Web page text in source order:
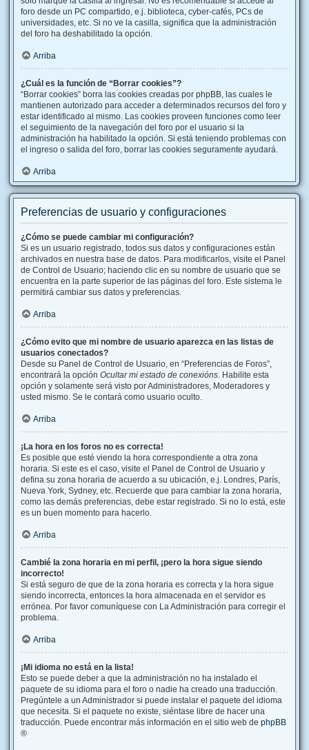
foro desde un PC compartido, e.j. biblioteca, cyber-cafés, PCs de
universidades, etc. Si no ve la casilla, significa que la administración
del foro ha deshabilitado la opción.
Arriba
¿Cuál es la función de “Borrar cookies”?
“Borrar cookies” borra las cookies creadas por phpBB, las cuales le
mantienen autorizado para acceder a determinados recursos del foro y
estar identificado al mismo. Las cookies proveen funciones como leer
el seguimiento de la navegación del foro por el usuario si la
administración ha habilitado la opción. Si está teniendo problemas con
el ingreso o salida del foro, borrar las cookies seguramente ayudará.
Arriba
Preferencias de usuario y configuraciones
¿Cómo se puede cambiar mi configuración?
Si es un usuario registrado, todos sus datos y configuraciones están
archivados en nuestra base de datos. Para modificarlos, visite el Panel
de Control de Usuario; haciendo clic en su nombre de usuario que se
encuentra en la parte superior de las páginas del foro. Este sistema le
permitirá cambiar sus datos y preferencias.
Arriba
¿Cómo evito que mi nombre de usuario aparezca en las listas de
usuarios conectados?
Desde su Panel de Control de Usuario, en “Preferencias de Foros”,
encontrará la opción Ocultar mi estado de conexións. Habilite esta
opción y solamente será visto por Administradores, Moderadores y
usted mismo. Se le contará como usuario oculto.
Arriba
¡La hora en los foros no es correcta!
Es posible que esté viendo la hora correspondiente a otra zona
horaria. Si este es el caso, visite el Panel de Control de Usuario y
defina su zona horaria de acuerdo a su ubicación, e.j. Londres, París,
Nueva York, Sydney, etc. Recuerde que para cambiar la zona horaria,
como las demás preferencias, debe estar registrado. Si no lo está, este
es un buen momento para hacerlo.
Arriba
Cambié la zona horaria en mi perfil, ¡pero la hora sigue siendo
incorrecto!
Si está seguro de que de la zona horaria es correcta y la hora sigue
siendo incorrecta, entonces la hora almacenada en el servidor es
errónea. Por favor comuníquese con La Administración para corregir el
problema.
Arriba
¡Mi idioma no está en la lista!
Esto se puede deber a que la administración no ha instalado el
paquete de su idioma para el foro o nadie ha creado una traducción.
Pregúntele a un Administrador si puede instalar el paquete del idioma
que necesita. Si el paquete no existe, siéntase libre de hacer una
traducción. Puede encontrar más información en el sitio web de phpBB
®